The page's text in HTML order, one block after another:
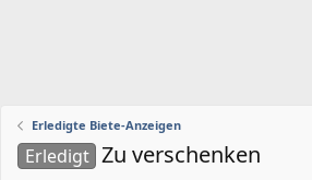
Erledigte Biete-Anzeigen
Erledigt Zu verschenken